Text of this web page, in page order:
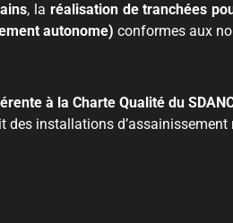
, la réalisation de tranchées
autonome) conformes aux
à la Charte Qualité du
des installations d’assainissement